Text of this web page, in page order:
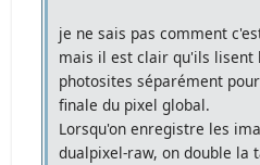
je ne sais pas comment
mais il est clair qu'ils lisent
photosites séparément
finale du pixel global.
Lorsqu'on enregistre les
dualpixel-raw, on double la